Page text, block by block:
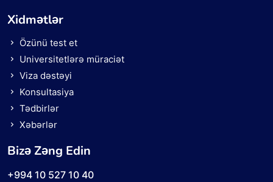
Xidmətlər
Özünü test et
Universitetlərə müraciət
Viza dəstəyi
Konsultasiya
Tədbirlər
Xəbərlər
Bizə Zəng Edin
+994 10 527 10 40